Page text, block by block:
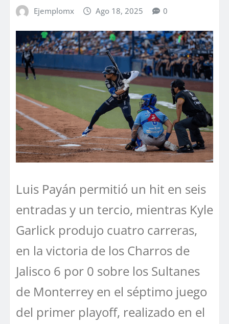
Ejemplomx Ago 18, 2025 0
Luis Payán permitió un hit en seis
entradas y un tercio, mientras Kyle
Garlick produjo cuatro carreras,
en la victoria de los Charros de
Jalisco 6 por 0 sobre los Sultanes
de Monterrey en el séptimo juego
del primer playoff, realizado en el